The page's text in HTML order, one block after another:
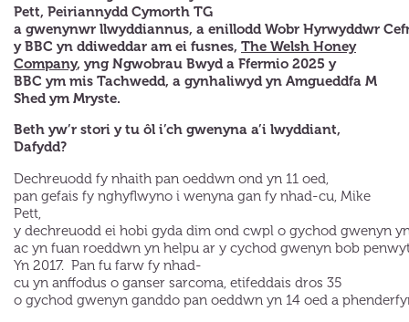
Pett, Peiriannydd Cymorth TG
a gwenynwr llwyddiannus, a enillodd Wobr Hyrwyddwr
y BBC yn ddiweddar am ei fusnes, The Welsh Honey
Company, yng Ngwobrau Bwyd a Ffermio 2025 y
BBC ym mis Tachwedd, a gynhaliwyd yn Amgueddfa M
Shed ym Mryste.
Beth yw’r stori y tu ôl i’ch gwenyna a’i lwyddiant,
Dafydd?
Dechreuodd fy nhaith pan oeddwn ond yn 11 oed,
pan gefais fy nghyflwyno i wenyna gan fy nhad-cu, Mike
Pett,
y dechreuodd ei hobi gyda dim ond cwpl o gychod gwenyn
ac yn fuan roeddwn yn helpu ar y cychod gwenyn bob
Yn 2017. Pan fu farw fy nhad-
cu yn anffodus o ganser sarcoma, etifeddais dros 35
o gychod gwenyn ganddo pan oeddwn yn 14 oed a